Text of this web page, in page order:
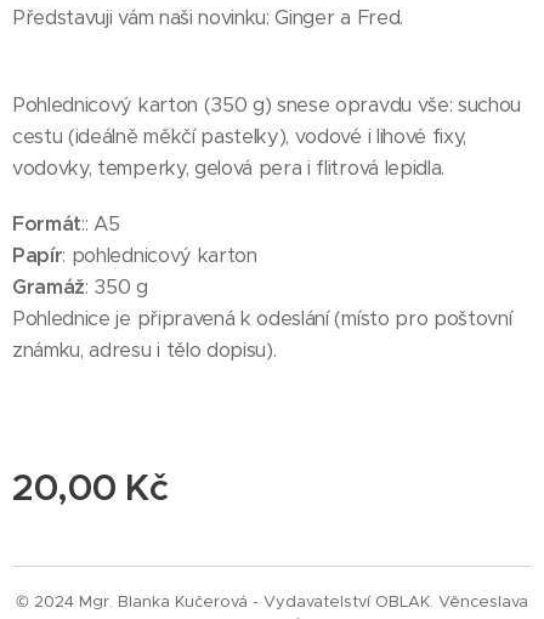
Představuji vám naši novinku: Ginger a Fred.
Pohlednicový karton (350 g) snese opravdu vše: suchou
cestu (ideálně měkčí pastelky), vodové i lihové fixy,
vodovky, temperky, gelová pera i flitrová lepidla.
Formát:: A5
Papír: pohlednicový karton
Gramáž: 350 g
Pohlednice je připravená k odeslání (místo pro poštovní
známku, adresu i tělo dopisu).
20,00 Kč
© 2024 Mgr. Blanka Kučerová - Vydavatelství OBLAK. Věnceslava